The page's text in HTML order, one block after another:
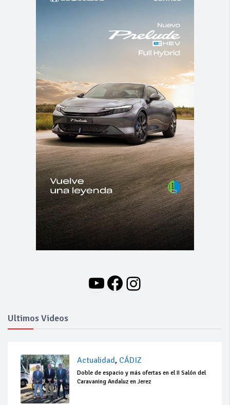
YouTube
Facebook
Instagram
Ultimos Videos
Actualidad, CÁDIZ
Doble de espacio y más ofertas en el II Salón del
Caravaning Andaluz en Jerez